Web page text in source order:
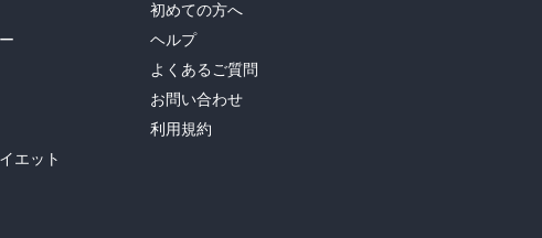
エット
初めての方へ
ヘルプ
よくあるご質問
お問い合わせ
利用規約